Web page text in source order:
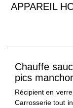
APPAREIL
Chauffe
pics
Récipient en
Carrosserie tout